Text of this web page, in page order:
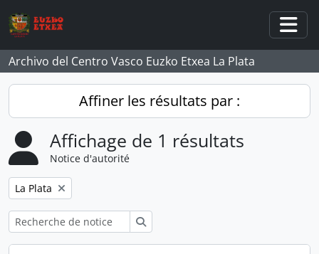
Skip to main content
Archivo del Centro Vasco Euzko Etxea La Plata
Affiner les résultats par :
Affichage de 1 résultats
Notice d'autorité
Remove filter:
La Plata